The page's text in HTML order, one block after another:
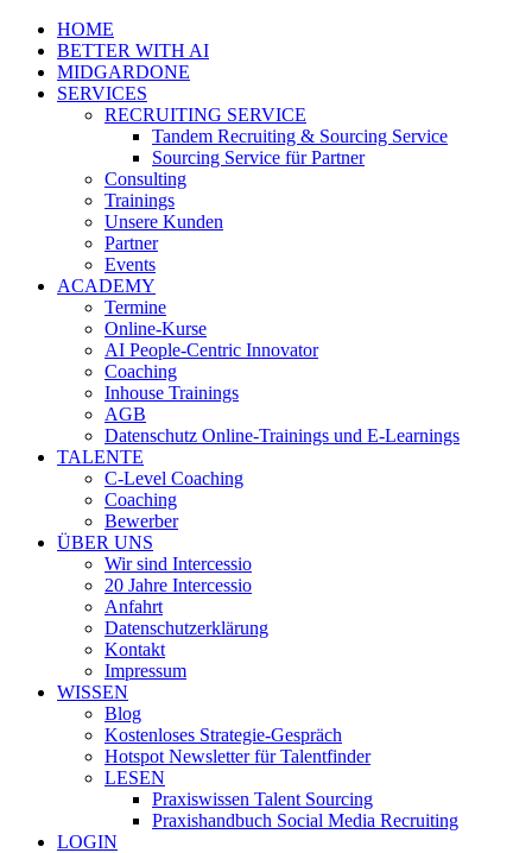
HOME
BETTER WITH AI
MIDGARDONE
SERVICES
RECRUITING SERVICE
Tandem Recruiting & Sourcing Service
Sourcing Service für Partner
Consulting
Trainings
Unsere Kunden
Partner
Events
ACADEMY
Termine
Online-Kurse
AI People-Centric Innovator
Coaching
Inhouse Trainings
AGB
Datenschutz Online-Trainings und E-Learnings
TALENTE
C-Level Coaching
Coaching
Bewerber
ÜBER UNS
Wir sind Intercessio
20 Jahre Intercessio
Anfahrt
Datenschutzerklärung
Kontakt
Impressum
WISSEN
Blog
Kostenloses Strategie-Gespräch
Hotspot Newsletter für Talentfinder
LESEN
Praxiswissen Talent Sourcing
Praxishandbuch Social Media Recruiting
LOGIN